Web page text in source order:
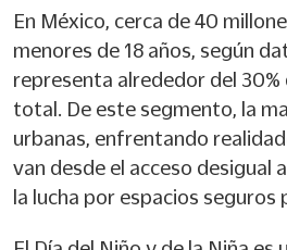
En México, cerca de 40
menores de 18 años, según
representa alrededor del 30%
total. De este segmento, la
urbanas, enfrentando
van desde el acceso desigual
la lucha por espacios seguros